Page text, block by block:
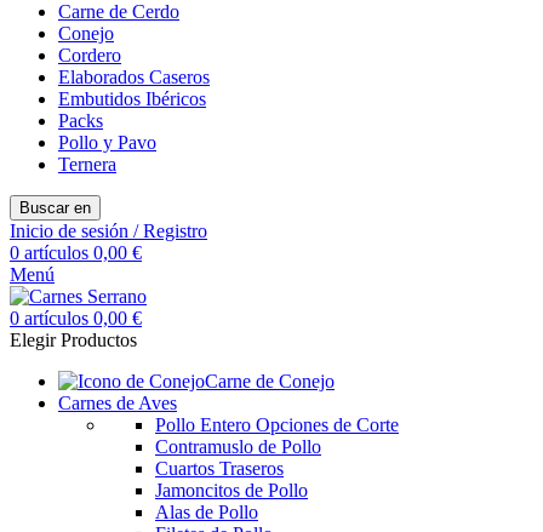
Carne de Cerdo
Conejo
Cordero
Elaborados Caseros
Embutidos Ibéricos
Packs
Pollo y Pavo
Ternera
Buscar en
Inicio de sesión / Registro
0 artículos 0,00 €
Menú
0 artículos 0,00 €
Elegir Productos
Carne de Conejo
Carnes de Aves
Pollo Entero Opciones de Corte
Contramuslo de Pollo
Cuartos Traseros
Jamoncitos de Pollo
Alas de Pollo